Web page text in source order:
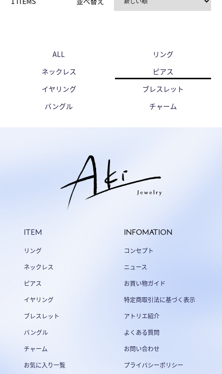
ALL
リング
ネックレス
ピアス
イヤリング
ブレスレット
バングル
チャーム
ITEM
リング
ネックレス
ピアス
イヤリング
ブレスレット
バングル
チャーム
お気に入り一覧
INFOMATION
コンセプト
ニュース
お買い物ガイド
特定商取引法に基づく表示
アトリエ紹介
よくある質問
お問い合わせ
プライバシーポリシー